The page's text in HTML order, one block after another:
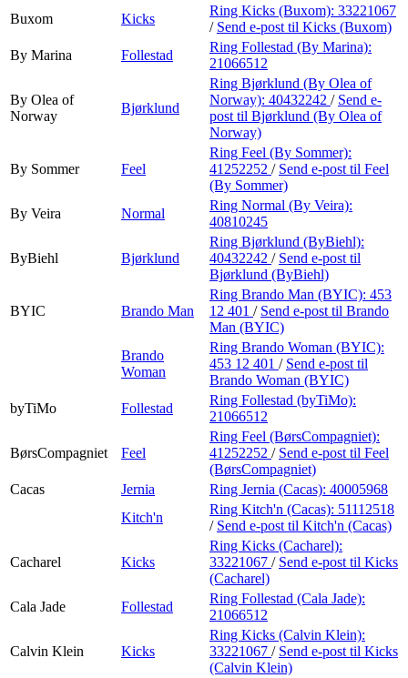
Buxom
Kicks
Ring Kicks (Buxom): 33221067
/ Send e-post til Kicks (Buxom)
By Marina
Follestad
Ring Follestad (By Marina):
21066512
By Olea of
Norway
Bjørklund
Ring Bjørklund (By Olea of
Norway): 40432242 / Send e-
post til Bjørklund (By Olea of
Norway)
By Sommer Feel
Ring Feel (By Sommer):
41252252 / Send e-post til Feel
(By Sommer)
By Veira
Normal
Ring Normal (By Veira):
40810245
ByBiehl Bjørklund
Ring Bjørklund (ByBiehl):
40432242 / Send e-post til
Bjørklund (ByBiehl)
BYIC Brando Man
Ring Brando Man (BYIC): 453
12 401 / Send e-post til Brando
Man (BYIC)
Brando
Woman
Ring Brando Woman (BYIC):
453 12 401 / Send e-post til
Brando Woman (BYIC)
byTiMo
Follestad
Ring Follestad (byTiMo):
21066512
BørsCompagniet Feel
Ring Feel (BørsCompagniet):
41252252 / Send e-post til Feel
(BørsCompagniet)
Cacas
Jernia Ring Jernia (Cacas): 40005968
Kitch'n
Ring Kitch'n (Cacas): 51112518
/ Send e-post til Kitch'n (Cacas)
Cacharel Kicks
Ring Kicks (Cacharel):
33221067 / Send e-post til Kicks
(Cacharel)
Cala Jade
Follestad
Ring Follestad (Cala Jade):
21066512
Calvin Klein Kicks
Ring Kicks (Calvin Klein):
33221067 / Send e-post til Kicks
(Calvin Klein)